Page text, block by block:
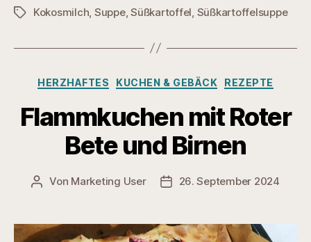
Schlagwörter
Kokosmilch Suppe,Süßkartoffel Süßkartoffelsuppe
Kategorien
HERZHAFTES KUCHEN & GEBÄCK REZEPTE
Flammkuchen mit Roter
Bete und Birnen
Beitragsautor
Von Marketing User Veröffentlichungsdatum
26. September 2024